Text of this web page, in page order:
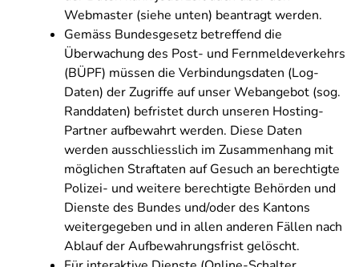
Webmaster (siehe unten) beantragt werden.
Gemäss Bundesgesetz betreffend die
Überwachung des Post- und Fernmeldeverkehrs
(BÜPF) müssen die Verbindungsdaten (Log-
Daten) der Zugriffe auf unser Webangebot (sog.
Randdaten) befristet durch unseren Hosting-
Partner aufbewahrt werden. Diese Daten
werden ausschliesslich im Zusammenhang mit
möglichen Straftaten auf Gesuch an berechtigte
Polizei- und weitere berechtigte Behörden und
Dienste des Bundes und/oder des Kantons
weitergegeben und in allen anderen Fällen nach
Ablauf der Aufbewahrungsfrist gelöscht.